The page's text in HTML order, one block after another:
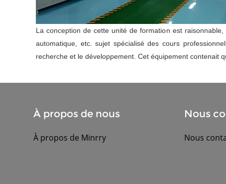
La conception de cette unité de formation est
automatique, etc. sujet spécialisé des cours
recherche et le développement. Cet équipement contenait
À propos de nous
À propos de Minrry
Nous
Nous